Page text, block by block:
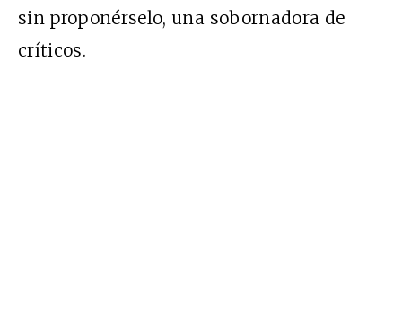
sin proponérselo, una sobornadora de
críticos.